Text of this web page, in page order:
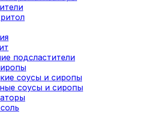
подсластители
соусы и сиропы
соусы и сиропы